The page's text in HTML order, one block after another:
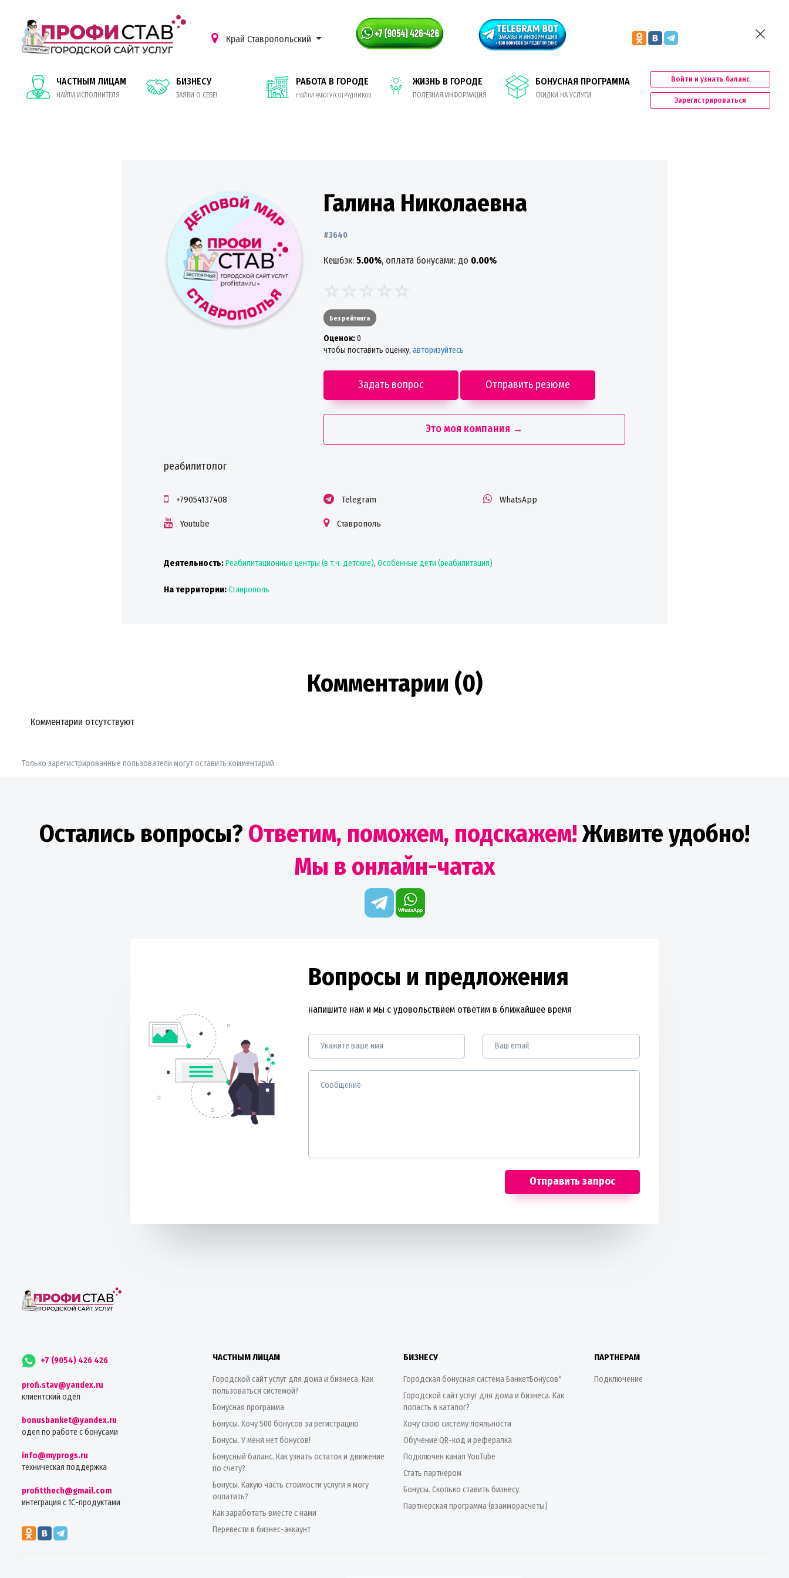
Край Ставропольский
ЧАСТНЫМ ЛИЦАМ
НАЙТИ ИСПОЛНИТЕЛЯ
БИЗНЕСУ
ЗАЯВИ О СЕБЕ!
РАБОТА В ГОРОДЕ
НАЙТИ РАБОТУ/СОТРУДНИКОВ
ЖИЗНЬ В ГОРОДЕ
ПОЛЕЗНАЯ ИНФОРМАЦИЯ
БОНУСНАЯ ПРОГРАММА
СКИДКИ НА УСЛУГИ
Войти и узнать баланс
Зарегистрироваться
Галина Николаевна
#3640
Кешбэк: 5.00%, оплата бонусами: до 0.00%
Без рейтинга
Oценок:0
чтобы поставить оценку, авторизуйтесь
Задать вопрос Отправить резюме
Это моя компания →
реабилитолог
+79054137408 Telegram WhatsApp
Youtube Ставрополь
Деятельность:Реабилитационные центры (в т.ч. детские), Особенные дети (реабилитация)
На территории:Ставрополь
Комментарии (0)
Комментарии отсутствуют
Только зарегистрированные пользователи могут оставить комментарий.
Остались вопросы? Ответим, поможем, подскажем!Живите удобно!
Мы в онлайн-чатах
Вопросы и предложения
напишите нам и мы с удовольствием ответим в ближайшее время
Отправить запрос
+7 (9054) 426 426
profi.stav@yandex.ru
клиентский одел
bonusbanket@yandex.ru
одел по работе с бонусами
info@myprogs.ru
техническая поддержка
profitthech@gmail.com
интеграция с 1С-продуктами
ЧАСТНЫМ ЛИЦАМ
Городской сайт услуг для дома и бизнеса. Как
пользоваться системой?
Бонусная программа
Бонусы. Хочу 500 бонусов за регистрацию
Бонусы. У меня нет бонусов!
Бонусный баланс. Как узнать остаток и движение
по счету?
Бонусы. Какую часть стоимости услуги я могу
оплатить?
Как заработать вместе с нами
Перевести в бизнес-аккаунт
БИЗНЕСУ
Городская бонусная система БанкетБонусов*
Городской сайт услуг для дома и бизнеса. Как
попасть в каталог?
Хочу свою систему лояльности
Обучение QR-код и рефералка
Подключен канал YouTube
Стать партнером
Бонусы. Сколько ставить бизнесу.
Партнерская программа (взаиморасчеты)
ПАРТНЕРАМ
Подключение